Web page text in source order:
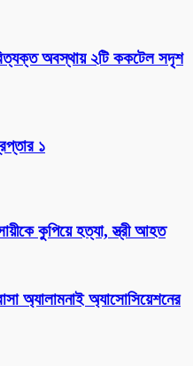
অবস্থায় ২টি ককটেল সদৃশ
১
কুপিয়ে হত্যা, স্ত্রী আহত
অ্যালামনাই অ্যাসোসিয়েশনের